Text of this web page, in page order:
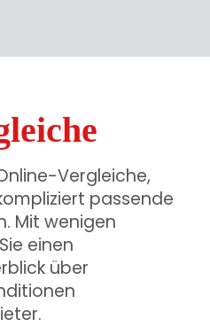
Vergleiche,
passende
Mit wenigen
einen
über